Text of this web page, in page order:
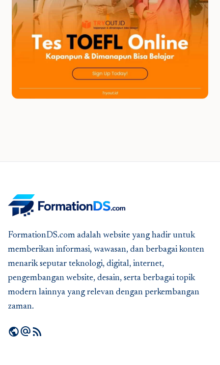
FormationDS.com adalah website yang hadir untuk
memberikan informasi, wawasan, dan berbagai konten
menarik seputar teknologi, digital, internet,
pengembangan website, desain, serta berbagai topik
modern lainnya yang relevan dengan perkembangan
zaman.
publicalternate_emailrss_feed